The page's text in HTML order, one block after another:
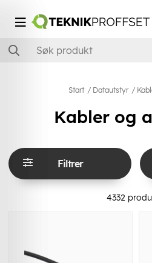
Start Datautstyr
Kabler og
Filtrer
4332